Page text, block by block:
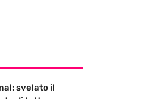
svelato il